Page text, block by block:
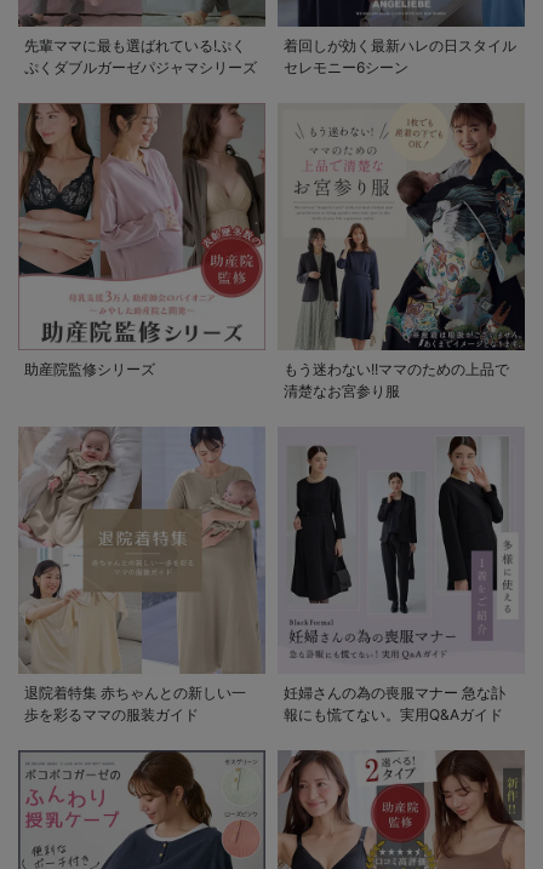
先輩ママに最も選ばれている!ぷく
ぷくダブルガーゼパジャマシリーズ
着回しが効く最新ハレの日スタイル
セレモニー6シーン
助産院監修シリーズ
もう迷わない!!ママのための上品で
清楚なお宮参り服
退院着特集 赤ちゃんとの新しい一
歩を彩るママの服装ガイド
妊婦さんの為の喪服マナー 急な訃
報にも慌てない。実用Q&Aガイド